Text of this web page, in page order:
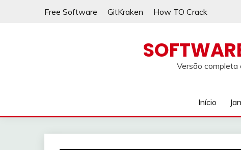
Free Software GitKraken How TO Crack
Versão
Início